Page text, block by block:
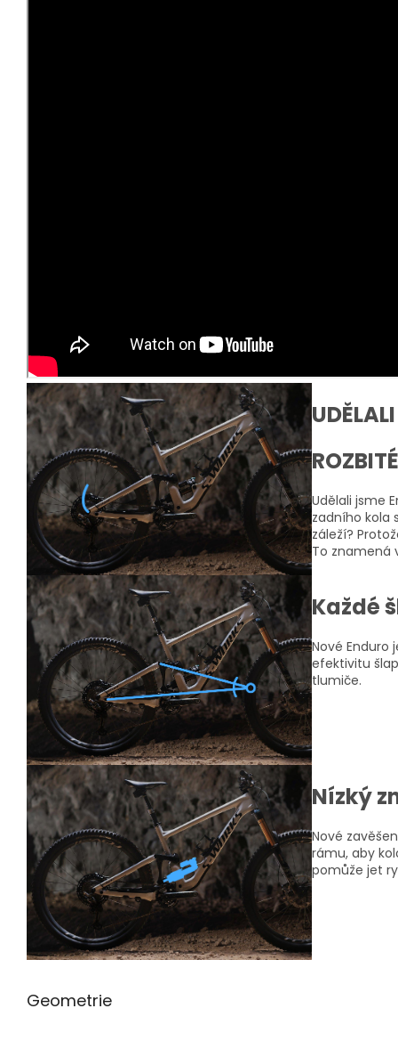
Udělali jsme
zadního kola
záleží?
To znamená
Každé
Nové Enduro
efektivitu
tlumiče.
Nízký
Nové
rámu, aby
pomůže jet
Geometrie